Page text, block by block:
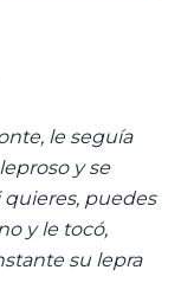
le seguía
y se
quieres, puedes
y le tocó,
su lepra